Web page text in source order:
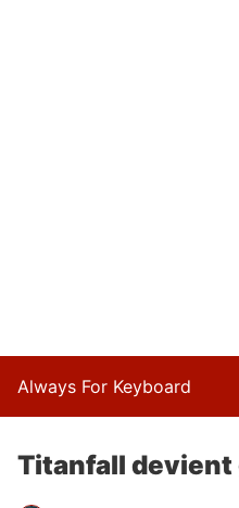
Always For Keyboard
Titanfall devient